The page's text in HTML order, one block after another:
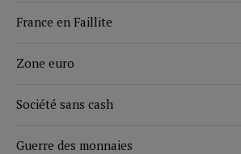
France en Faillite
Zone euro
Société sans cash
Guerre des monnaies